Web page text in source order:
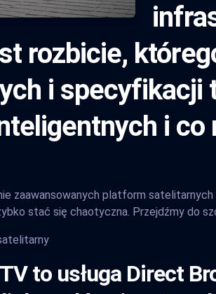
rozbicie,
i specyfikacji
i co
zaawansowanych platform
stać się chaotyczna. Przejdźmy do
to usługa Direct